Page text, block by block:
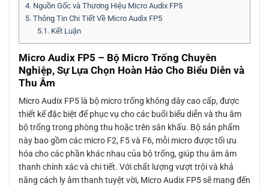
4. Nguồn Gốc và Thương Hiệu Micro Audix FP5
5. Thông Tin Chi Tiết Về Micro Audix FP5
5.1. Kết Luận
Micro Audix FP5 – Bộ Micro Trống Chuyên
Nghiệp, Sự Lựa Chọn Hoàn Hảo Cho Biểu Diễn và
Thu Âm
Micro Audix FP5 là bộ micro trống không dây cao cấp, được
thiết kế đặc biệt để phục vụ cho các buổi biểu diễn và thu âm
bộ trống trong phòng thu hoặc trên sân khấu. Bộ sản phẩm
này bao gồm các micro F2, F5 và F6, mỗi micro được tối ưu
hóa cho các phần khác nhau của bộ trống, giúp thu âm âm
thanh chính xác và chi tiết. Với chất lượng vượt trội và khả
năng cách ly âm thanh tuyệt vời, Micro Audix FP5 sẽ mang đến